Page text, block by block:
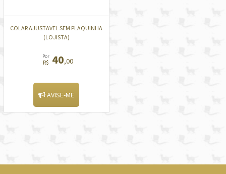
COLAR AJUSTAVEL SEM PLAQUINHA
(LOJISTA)
Por
R$ 40,00
AVISE-ME